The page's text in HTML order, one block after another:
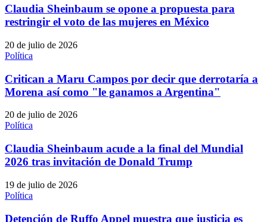
Claudia Sheinbaum se opone a propuesta para
restringir el voto de las mujeres en México
20 de julio de 2026
Política
Critican a Maru Campos por decir que derrotaría a
Morena así como "le ganamos a Argentina"
20 de julio de 2026
Política
Claudia Sheinbaum acude a la final del Mundial
2026 tras invitación de Donald Trump
19 de julio de 2026
Política
Detención de Ruffo Appel muestra que justicia es